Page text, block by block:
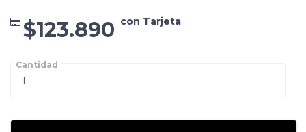
$123.890 con Tarjeta
Cantidad